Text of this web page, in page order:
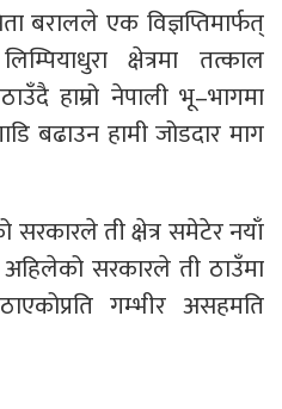
बरालले एक विज्ञप्तिमार्फत्
क्षेत्रमा तत्काल
हाम्रो नेपाली भू–भागमा
बढाउन हामी जोडदार माग
ती क्षेत्र समेटेर नयाँ
सरकारले ती ठाउँमा
गम्भीर असहमति